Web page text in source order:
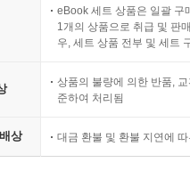
eBook 세트 상품은 일괄 구
1개의 상품으로 취급 및 판
우, 세트 상품 전부 및 세트
상품의 불량에 의한 반품,
준하여 처리됨
상 대금 환불 및 환불 지연에